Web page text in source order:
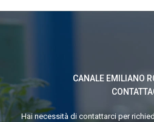
CANALE EMILIANO
Hai necessità di contattarci per